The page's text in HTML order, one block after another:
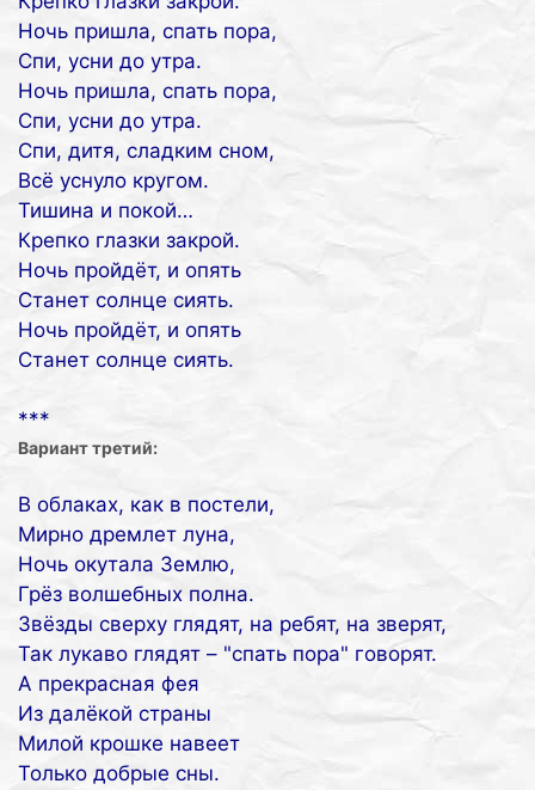
Ночь пришла, спать пора,
Спи, усни до утра.
Ночь пришла, спать пора,
Спи, усни до утра.
Спи, дитя, сладким сном,
Всё уснуло кругом.
Тишина и покой…
Крепко глазки закрой.
Ночь пройдёт, и опять
Станет солнце сиять.
Ночь пройдёт, и опять
Станет солнце сиять.
***
Вариант третий:
В облаках, как в постели,
Мирно дремлет луна,
Ночь окутала Землю,
Грёз волшебных полна.
Звёзды сверху глядят, на ребят, на зверят,
Так лукаво глядят – "спать пора" говорят.
А прекрасная фея
Из далёкой страны
Милой крошке навеет
Только добрые сны.